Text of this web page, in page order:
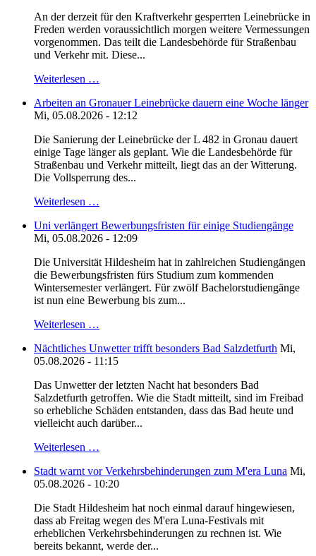
An der derzeit für den Kraftverkehr gesperrten Leinebrücke in
Freden werden voraussichtlich morgen weitere Vermessungen
vorgenommen. Das teilt die Landesbehörde für Straßenbau
und Verkehr mit. Diese...
Weiterlesen …
Arbeiten an Gronauer Leinebrücke dauern eine Woche länger
Mi, 05.08.2026 - 12:12
Die Sanierung der Leinebrücke der L 482 in Gronau dauert
einige Tage länger als geplant. Wie die Landesbehörde für
Straßenbau und Verkehr mitteilt, liegt das an der Witterung.
Die Vollsperrung des...
Weiterlesen …
Uni verlängert Bewerbungsfristen für einige Studiengänge
Mi, 05.08.2026 - 12:09
Die Universität Hildesheim hat in zahlreichen Studiengängen
die Bewerbungsfristen fürs Studium zum kommenden
Wintersemester verlängert. Für zwölf Bachelorstudiengänge
ist nun eine Bewerbung bis zum...
Weiterlesen …
Nächtliches Unwetter trifft besonders Bad Salzdetfurth Mi,
05.08.2026 - 11:15
Das Unwetter der letzten Nacht hat besonders Bad
Salzdetfurth getroffen. Wie die Stadt mitteilt, sind im Freibad
so erhebliche Schäden entstanden, dass das Bad heute und
vielleicht auch darüber...
Weiterlesen …
Stadt warnt vor Verkehrsbehinderungen zum M'era Luna Mi,
05.08.2026 - 10:20
Die Stadt Hildesheim hat noch einmal darauf hingewiesen,
dass ab Freitag wegen des M'era Luna-Festivals mit
erheblichen Verkehrsbehinderungen zu rechnen ist. Wie
bereits bekannt, werde der...